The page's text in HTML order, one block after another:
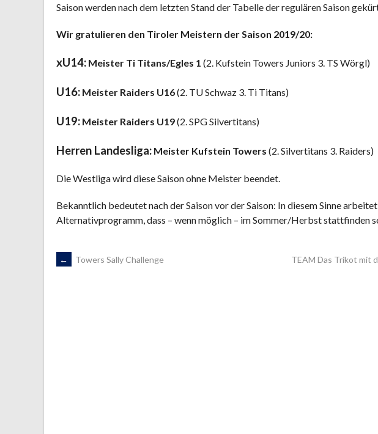
Saison werden nach dem letzten Stand der Tabelle der regulären Saison
Wir gratulieren den Tiroler Meistern der Saison 2019/20:
xU14: Meister Ti Titans/Egles 1 (2. Kufstein Towers Juniors 3. TS Wörgl)
U16: Meister Raiders U16(2. TU Schwaz 3. Ti Titans)
U19: Meister Raiders U19(2. SPG Silvertitans)
Herren Landesliga: Meister Kufstein Towers (2. Silvertitans 3. Raiders)
Die Westliga wird diese Saison ohne Meister beendet.
Bekanntlich bedeutet nach der Saison vor der Saison: In diesem Sinne
Alternativprogramm, dass – wenn möglich – im Sommer/Herbst stattfinden
ARTIKEL-
← Towers Sally Challenge
TEAM Das Trikot mit